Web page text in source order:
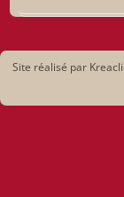
Site réalisé par